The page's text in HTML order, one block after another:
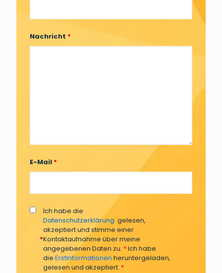
Nachricht *
E-Mail *
*
Ich habe die
Datenschutzerklärung gelesen,
akzeptiert und stimme einer
Kontaktaufnahme über meine
angegebenen Daten zu. *Ich habe
die Erstinformationen heruntergeladen,
gelesen und akzeptiert. *